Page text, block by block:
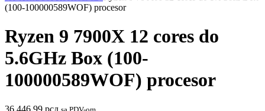
(100-100000589WOF) procesor
Ryzen 9 7900X 12 cores do
5.6GHz Box (100-
100000589WOF) procesor
36,446.99 рсд